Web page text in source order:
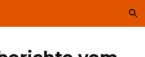
Skip to navigation